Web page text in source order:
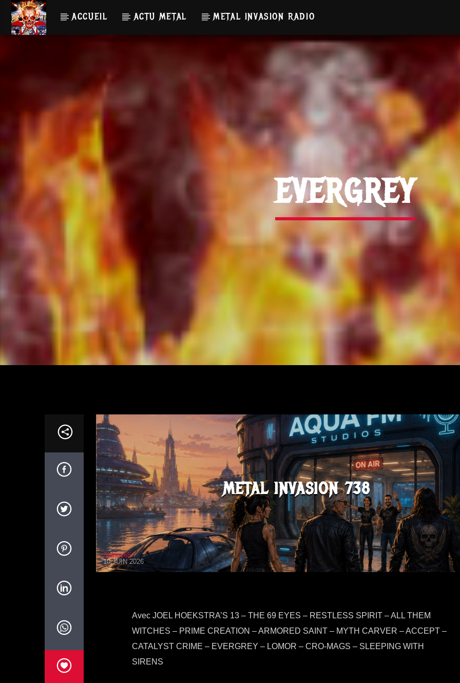
ACCUEIL ACTU METAL METAL INVASION RADIO
EVERGREY
METAL INVASION 738
Sidney65
10 JUIN 2026
Avec JOEL HOEKSTRA’S 13 – THE 69 EYES – RESTLESS SPIRIT – ALL THEM
WITCHES – PRIME CREATION – ARMORED SAINT – MYTH CARVER – ACCEPT –
CATALYST CRIME – EVERGREY – LOMOR – CRO-MAGS – SLEEPING WITH
SIRENS